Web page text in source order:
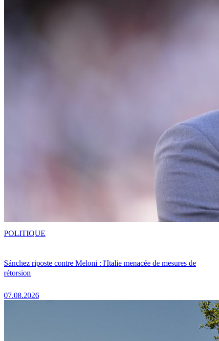
Sánchez riposte contre Meloni : l'Italie menacée de mesures de
rétorsion
07.08.2026
POLITIQUE